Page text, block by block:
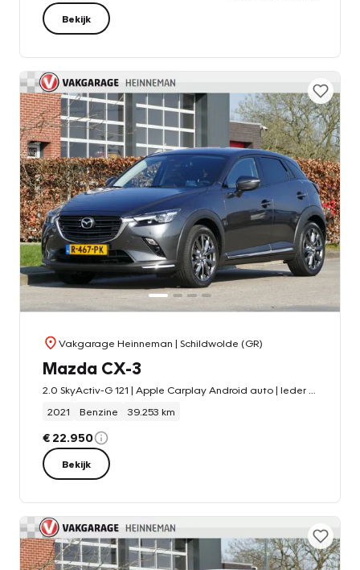
Bekijk
Vakgarage Heinneman | Schildwolde (GR)
Mazda CX-3
2021
Benzine 39.253 km
€ 22.950
Bekijk